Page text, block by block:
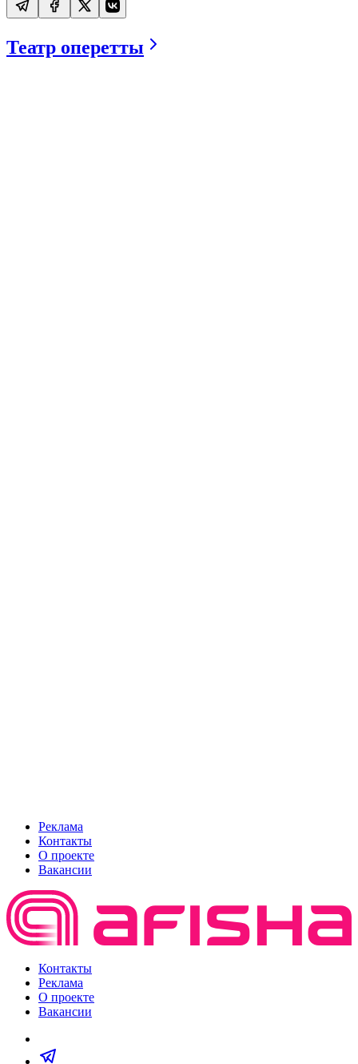
Театр оперетты
Реклама
Контакты
О проекте
Вакансии
Контакты
Реклама
О проекте
Вакансии